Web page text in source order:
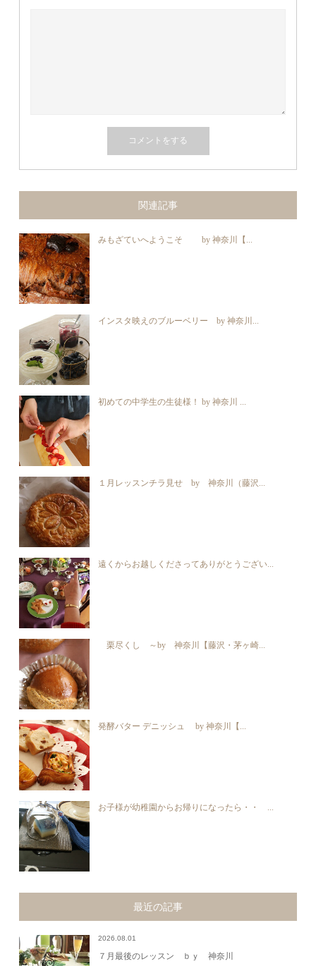
関連記事
みもざていへようこそ by 神奈川【...
インスタ映えのブルーベリー by 神奈川...
初めての中学生の生徒様！ by 神奈川 ...
１月レッスンチラ見せ by 神奈川（藤沢...
遠くからお越しくださってありがとうござい...
栗尽くし ～by 神奈川【藤沢・茅ヶ崎...
発酵バター デニッシュ by 神奈川【...
お子様が幼稚園からお帰りになったら・・ ...
最近の記事
2026.08.01
７月最後のレッスン ｂｙ 神奈川